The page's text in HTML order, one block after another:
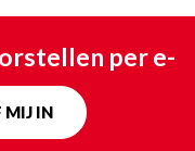
per e-
MIJ IN